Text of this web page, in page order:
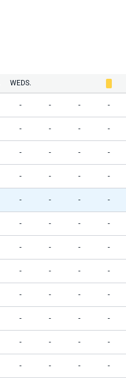
WEDS.
- - - -
- - - -
- - - -
- - - -
- - - -
- - - -
- - - -
- - - -
- - - -
- - - -
- - - -
- - - -